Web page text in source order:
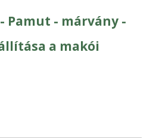
Pamut - márvány -
a makói